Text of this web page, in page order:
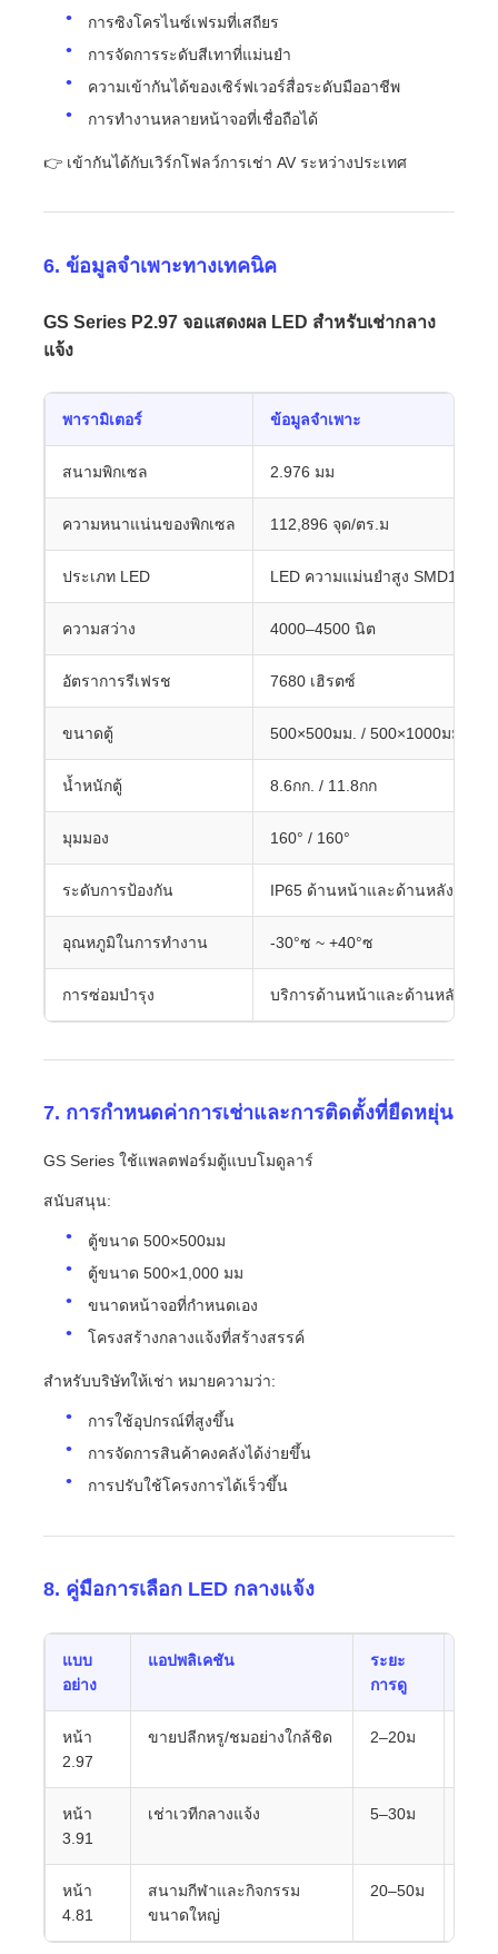
การซิงโครไนซ์เฟรมที่เสถียร
การจัดการระดับสีเทาที่แม่นยำ
ความเข้ากันได้ของเซิร์ฟเวอร์สื่อระดับมืออาชีพ
การทำงานหลายหน้าจอที่เชื่อถือได้
👉 เข้ากันได้กับเวิร์กโฟลว์การเช่า AV ระหว่างประเทศ
6. ข้อมูลจำเพาะทางเทคนิค
GS Series P2.97 จอแสดงผล LED สำหรับเช่ากลาง
แจ้ง
พารามิเตอร์ ข้อมูลจำเพาะ
สนามพิกเซล 2.976 มม
ความหนาแน่นของพิกเซล 112,896 จุด/ตร.ม
ประเภท LED LED ความแม่นยำสูง SMD1515
ความสว่าง 4000–4500 นิต
อัตราการรีเฟรช 7680 เฮิรตซ์
ขนาดตู้ 500×500มม. / 500×1000มม
น้ำหนักตู้ 8.6กก. / 11.8กก
มุมมอง 160° / 160°
ระดับการป้องกัน IP65 ด้านหน้าและด้านหลัง
อุณหภูมิในการทำงาน -30°ซ ~ +40°ซ
การซ่อมบำรุง บริการด้านหน้าและด้านหลัง
7. การกำหนดค่าการเช่าและการติดตั้งที่ยืดหยุ่น
GS Series ใช้แพลตฟอร์มตู้แบบโมดูลาร์
สนับสนุน:
ตู้ขนาด 500×500มม
ตู้ขนาด 500×1,000 มม
ขนาดหน้าจอที่กำหนดเอง
โครงสร้างกลางแจ้งที่สร้างสรรค์
สำหรับบริษัทให้เช่า หมายความว่า:
การใช้อุปกรณ์ที่สูงขึ้น
การจัดการสินค้าคงคลังได้ง่ายขึ้น
การปรับใช้โครงการได้เร็วขึ้น
8. คู่มือการเลือก LED กลางแจ้ง
แบบ
อย่าง
แอปพลิเคชัน
ระยะ
การดู
หน้า
2.97
ขายปลีกหรู/ชมอย่างใกล้ชิด 2–20ม
หน้า
3.91
เช่าเวทีกลางแจ้ง 5–30ม
หน้า
4.81
สนามกีฬาและกิจกรรม
ขนาดใหญ่
20–50ม